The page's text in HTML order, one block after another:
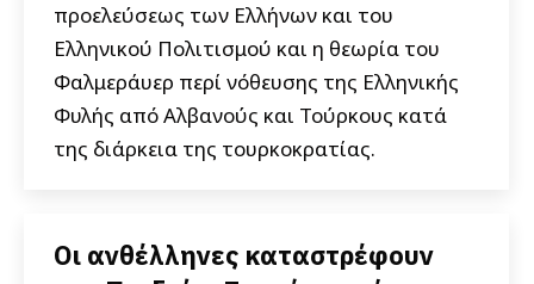
προελεύσεως των Ελλήνων και του
Ελληνικού Πολιτισμού και η θεωρία του
Φαλμεράυερ περί νόθευσης της Ελληνικής
Φυλής από Αλβανούς και Τούρκους κατά
της διάρκεια της τουρκοκρατίας.
Οι ανθέλληνες καταστρέφουν